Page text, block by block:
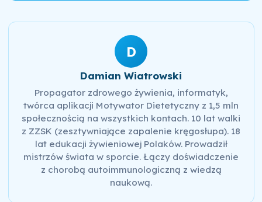
D
Damian Wiatrowski
Propagator zdrowego żywienia, informatyk,
twórca aplikacji Motywator Dietetyczny z 1,5 mln
społecznością na wszystkich kontach. 10 lat walki
z ZZSK (zesztywniające zapalenie kręgosłupa). 18
lat edukacji żywieniowej Polaków. Prowadził
mistrzów świata w sporcie. Łączy doświadczenie
z chorobą autoimmunologiczną z wiedzą
naukową.